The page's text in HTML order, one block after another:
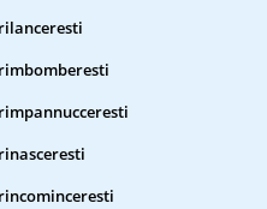
rilanceresti
rimbomberesti
rimpannucceresti
rinasceresti
rincominceresti